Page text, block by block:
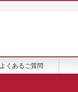
よくあるご質問